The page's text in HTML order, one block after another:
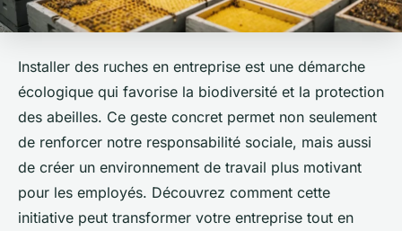
Installer des ruches en entreprise est une démarche
écologique qui favorise la biodiversité et la protection
des abeilles. Ce geste concret permet non seulement
de renforcer notre responsabilité sociale, mais aussi
de créer un environnement de travail plus motivant
pour les employés. Découvrez comment cette
initiative peut transformer votre entreprise tout en